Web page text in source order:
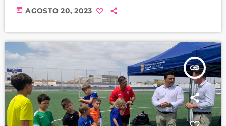
today AGOSTO 20, 2023
insert_link